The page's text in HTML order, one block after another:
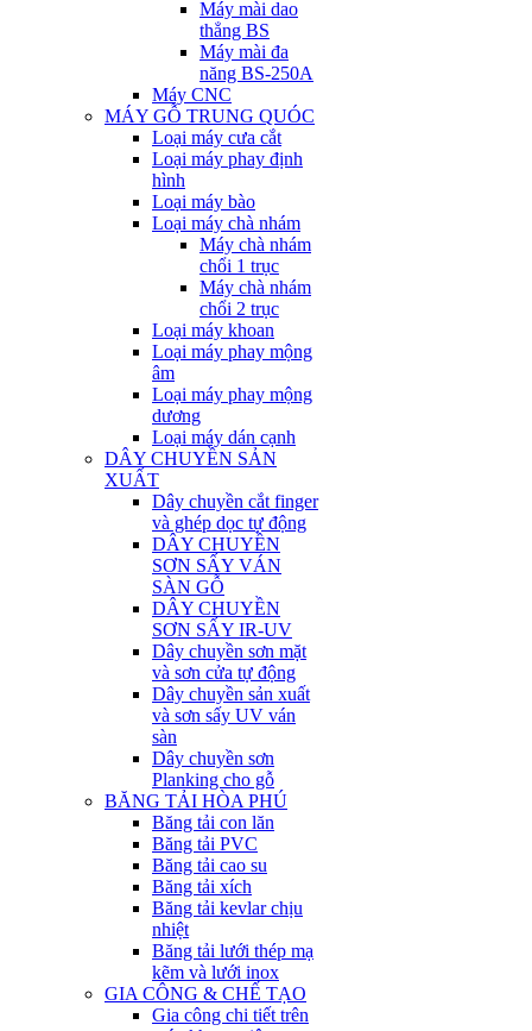
Máy mài dao
thẳng BS
Máy mài đa
năng BS-250A
Máy CNC
MÁY GỖ TRUNG QUÓC
Loại máy cưa cắt
Loại máy phay định
hình
Loại máy bào
Loại máy chà nhám
Máy chà nhám
chổi 1 trục
Máy chà nhám
chổi 2 trục
Loại máy khoan
Loại máy phay mộng
âm
Loại máy phay mộng
dương
Loại máy dán cạnh
DÂY CHUYỀN SẢN
XUẤT
Dây chuyền cắt finger
và ghép dọc tự động
DÂY CHUYỀN
SƠN SẤY VÁN
SÀN GỖ
DÂY CHUYỀN
SƠN SẤY IR-UV
Dây chuyền sơn mặt
và sơn cửa tự động
Dây chuyền sản xuất
và sơn sấy UV ván
sàn
Dây chuyền sơn
Planking cho gỗ
BĂNG TẢI HÒA PHÚ
Băng tải con lăn
Băng tải PVC
Băng tải cao su
Băng tải xích
Băng tải kevlar chịu
nhiệt
Băng tải lưới thép mạ
kẽm và lưới inox
GIA CÔNG & CHẾ TẠO
Gia công chi tiết trên